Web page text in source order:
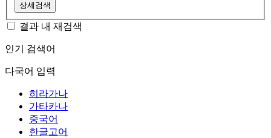
상세검색
결과 내 재검색
인기 검색어
다국어 입력
히라가나
가타카나
중국어
한글고어